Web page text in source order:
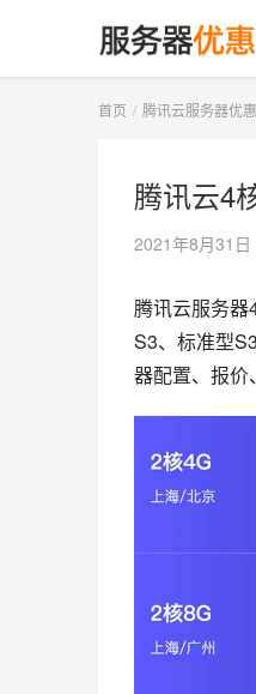
首页 腾讯云服务器优惠
腾讯云4
2021年8月31
腾讯云服务
S3、标准型
器配置、报价